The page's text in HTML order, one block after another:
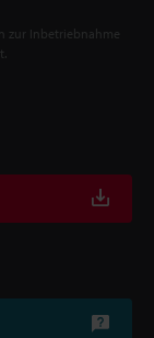
zur Inbetriebnahme